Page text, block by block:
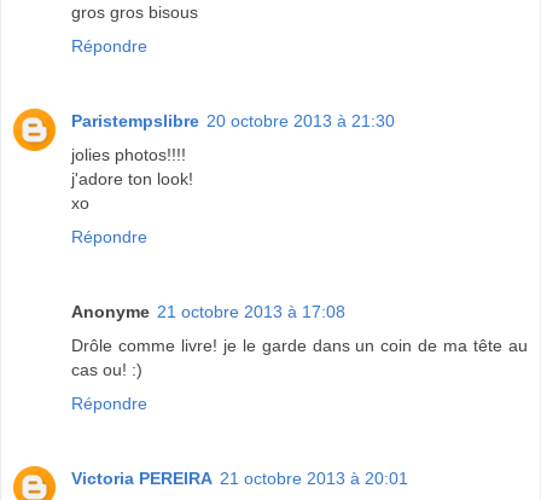
gros gros bisous
Répondre
Paristempslibre 20 octobre 2013 à 21:30
jolies photos!!!!
j'adore ton look!
xo
Répondre
Anonyme 21 octobre 2013 à 17:08
Drôle comme livre! je le garde dans un coin de ma tête au
cas ou! :)
Répondre
Victoria PEREIRA 21 octobre 2013 à 20:01